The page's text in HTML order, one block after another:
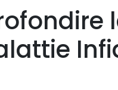
20143 Milano